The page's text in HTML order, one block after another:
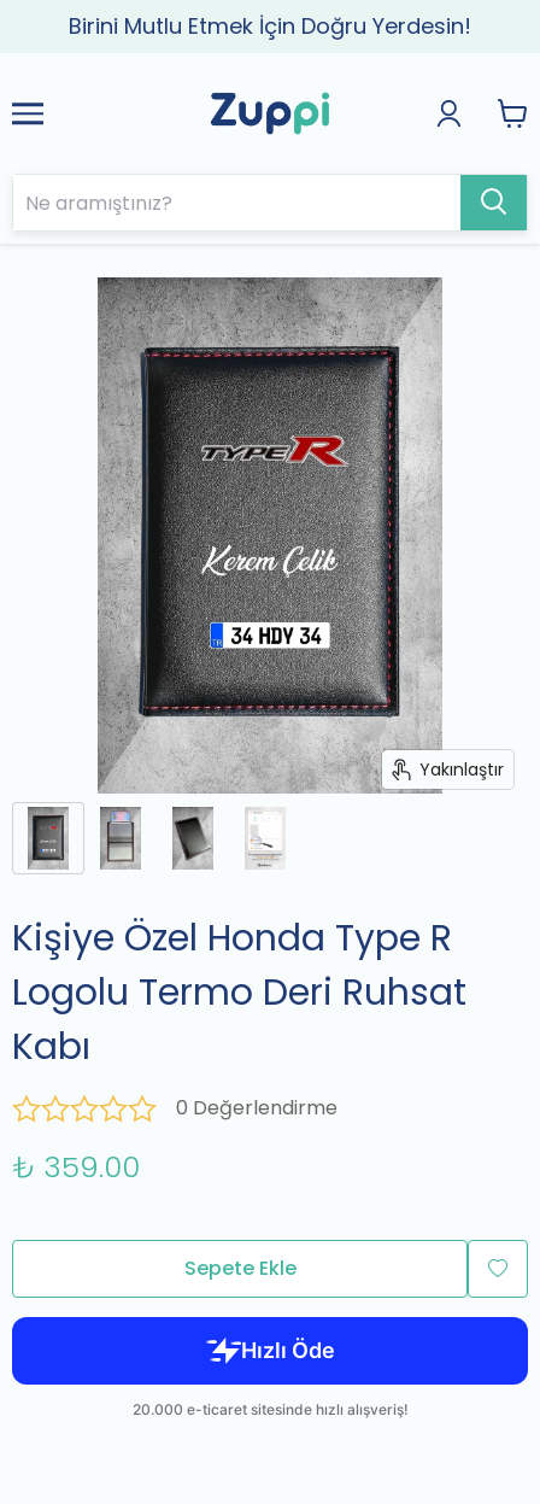
Birini Mutlu Etmek İçin Doğru Yerdesin!
Yakınlaştır
Kişiye Özel Honda Type R
Logolu Termo Deri Ruhsat
Kabı
0 Değerlendirme
₺ 359.00
Sepete Ekle